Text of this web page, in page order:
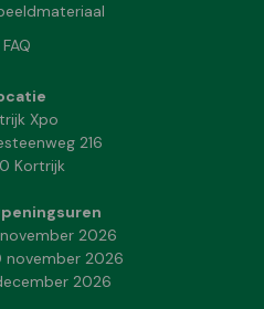
FAQ
Xpo
216
Kortrijk
2026
november 2026
2026